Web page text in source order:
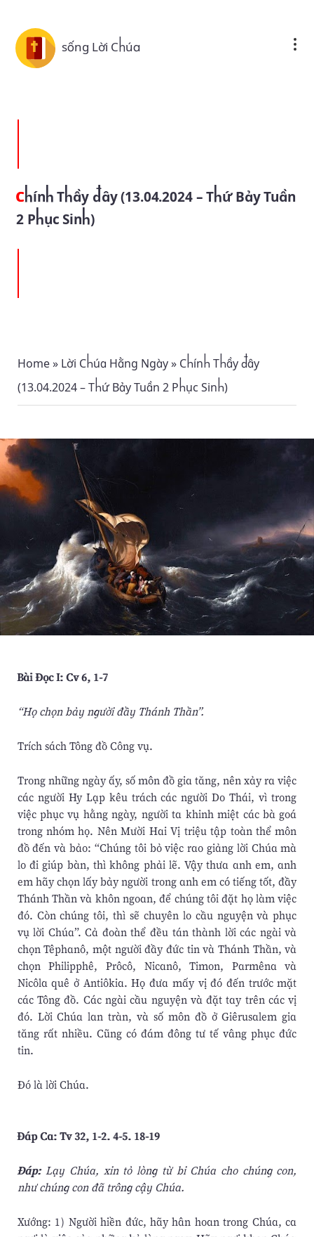
sống Lời Chúa
Chính Thầy đây (13.04.2024 – Thứ Bảy Tuần
2 Phục Sinh)
Home» Lời Chúa Hằng Ngày» Chính Thầy đây
(13.04.2024 – Thứ Bảy Tuần 2 Phục Sinh)
Bài Ðọc I: Cv 6, 1-7
“Họ chọn bảy người đầy Thánh Thần”.
Trích sách Tông đồ Công vụ.
Trong những ngày ấy, số môn đồ gia tăng, nên xảy ra việc
các người Hy Lạp kêu trách các người Do Thái, vì trong
việc phục vụ hằng ngày, người ta khinh miệt các bà goá
trong nhóm họ. Nên Mười Hai Vị triệu tập toàn thể môn
đồ đến và bảo: “Chúng tôi bỏ việc rao giảng lời Chúa mà
lo đi giúp bàn, thì không phải lẽ. Vậy thưa anh em, anh
em hãy chọn lấy bảy người trong anh em có tiếng tốt, đầy
Thánh Thần và khôn ngoan, để chúng tôi đặt họ làm việc
đó. Còn chúng tôi, thì sẽ chuyên lo cầu nguyện và phục
vụ lời Chúa”. Cả đoàn thể đều tán thành lời các ngài và
chọn Têphanô, một người đầy đức tin và Thánh Thần, và
chọn Philipphê, Prôcô, Nicanô, Timon, Parmêna và
Nicôla quê ở Antiôkia. Họ đưa mấy vị đó đến trước mặt
các Tông đồ. Các ngài cầu nguyện và đặt tay trên các vị
đó. Lời Chúa lan tràn, và số môn đồ ở Giêrusalem gia
tăng rất nhiều. Cũng có đám đông tư tế vâng phục đức
tin.
Ðó là lời Chúa.
Ðáp Ca: Tv 32, 1-2. 4-5. 18-19
Ðáp:Lạy Chúa, xin tỏ lòng từ bi Chúa cho chúng con,
như chúng con đã trông cậy Chúa.
Xướng: 1) Người hiền đức, hãy hân hoan trong Chúa, ca